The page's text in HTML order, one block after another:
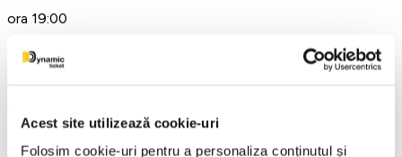
Acest site utilizează cookie-uri
Folosim cookie-uri pentru a personaliza conținutul și
ora 19:00
Casa de Cultura a Sindicatelor - Sala Mare, Constanta
Detalii eveniment